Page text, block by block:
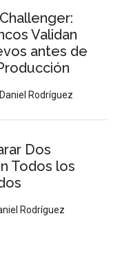
Validan
antes de
Daniel Rodríguez
Dos
Todos los
Rodríguez